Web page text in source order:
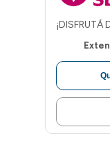
¡DISFRUTÁ